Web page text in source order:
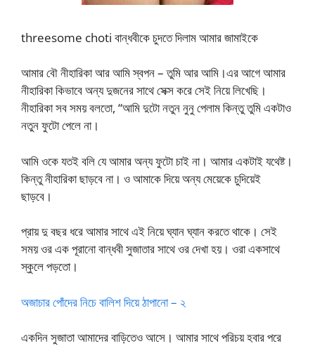
threesome choti বান্ধবীকে চুদতে দিলাম আমার জামাইকে
আমার বৌ নীহারিকা আর আমি স্বপন – তুমি আর আমি।এর আগে আমার
নীহারিকা কিভাবে অন্য দুজনের সাথে সেক্স করে সেই নিয়ে লিখেছি।
নীহারিকা সব সময় বলতো, “আমি দুটো নতুন নুনু পেলাম কিন্তু তুমি একটাও
নতুন ফুটো পেলে না।
আমি ওকে যতই বলি যে আমার অন্য ফুটো চাই না। আমার একটাই যথেষ্ট।
কিন্তু নীহারিকা ছাড়বে না। ও আমাকে দিয়ে অন্য মেয়েকে চুদিয়েই
ছাড়বে।
প্রায় দু বছর ধরে আমার সাথে এই নিয়ে ঘ্যান ঘ্যান করতে থাকে। সেই
সময় ওর এক পূরানো বান্ধবী সুজাতার সাথে ওর দেখা হয়। ওরা একসাথে
স্কুলে পড়তো।
অজাচার পোঁদের নিচে বালিশ দিয়ে ঠাপানো – ২
একদিন সুজাতা আমাদের বাড়িতেও আসে। আমার সাথে পরিচয় হবার পরে